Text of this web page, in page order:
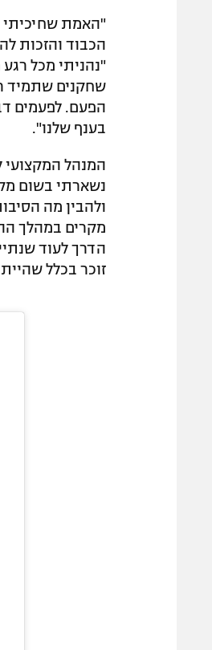
"האמת שחיכיתי
הכבוד והזכות
"נהניתי מכל
שחקנים שתמיד
הפעם. לפעמים
בענף שלנו".
המנהל המקצועי
נשארתי בשום
ולהבין מה
מקרים במהלך
הדרך לעוד
זוכר בכלל